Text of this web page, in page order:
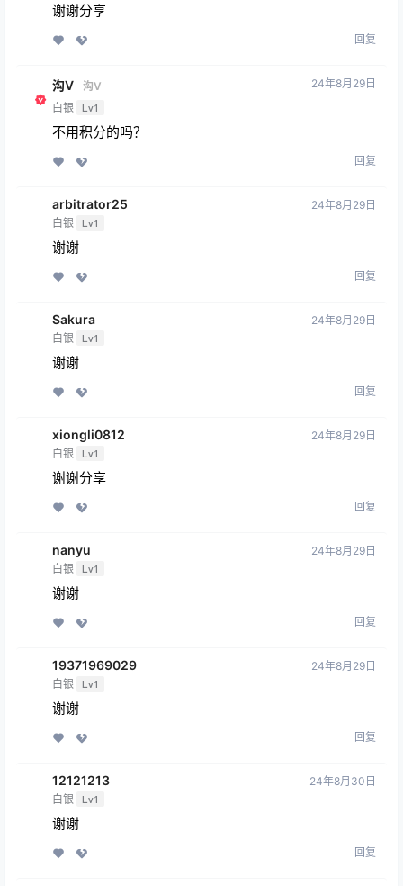
谢谢分享
回复
沟V
沟V
白银
Lv1
24年8月29日
不用积分的吗？
回复
arbitrator25
白银 Lv1
24年8月29日
谢谢
回复
Sakura
白银 Lv1
24年8月29日
谢谢
回复
xiongli0812
白银 Lv1
24年8月29日
谢谢分享
回复
nanyu
白银 Lv1
24年8月29日
谢谢
回复
19371969029
白银 Lv1
24年8月29日
谢谢
回复
12121213
白银 Lv1
24年8月30日
谢谢
回复